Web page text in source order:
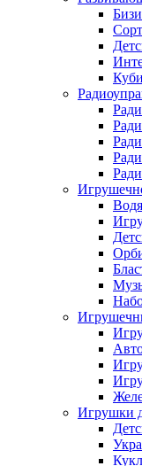
Игрушки